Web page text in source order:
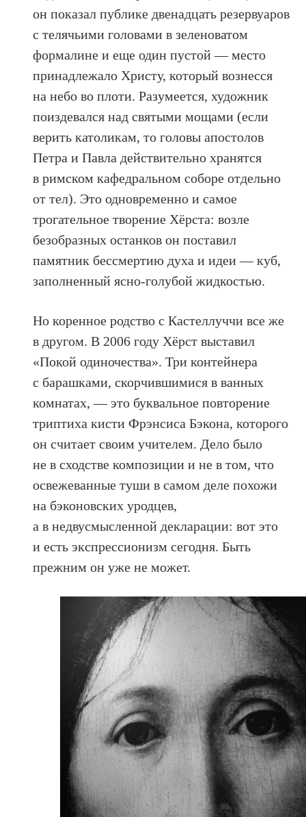
он показал публике двенадцать резервуаров
с телячьими головами в зеленоватом
формалине и еще один пустой — место
принадлежало Христу, который вознесся
на небо во плоти. Разумеется, художник
поиздевался над святыми мощами (если
верить католикам, то головы апостолов
Петра и Павла действительно хранятся
в римском кафедральном соборе отдельно
от тел). Это одновременно и самое
трогательное творение Хёрста: возле
безобразных останков он поставил
памятник бессмертию духа и идеи — куб,
заполненный ясно-голубой жидкостью.
Но коренное родство с Кастеллуччи все же
в другом. В 2006 году Хёрст выставил
«Покой одиночества». Три контейнера
с барашками, скорчившимися в ванных
комнатах, — это буквальное повторение
триптиха кисти Фрэнсиса Бэкона, которого
он считает своим учителем. Дело было
не в сходстве композиции и не в том, что
освежеванные туши в самом деле похожи
на бэконовских уродцев,
а в недвусмысленной декларации: вот это
и есть экспрессионизм сегодня. Быть
прежним он уже не может.